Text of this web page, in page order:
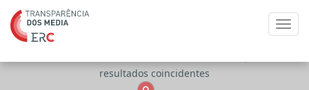
resultados coincidentes